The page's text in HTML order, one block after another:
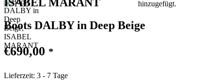
hinzugefügt.
Boots DALBY in Deep Beige
€690,00 *
Lieferzeit: 3 - 7 Tage